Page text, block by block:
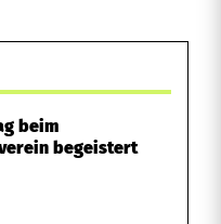
beim
begeistert